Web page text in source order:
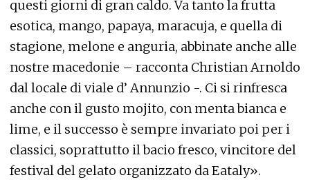
questi giorni di gran caldo. Va tanto la frutta
esotica, mango, papaya, maracuja, e quella di
stagione, melone e anguria, abbinate anche alle
nostre macedonie – racconta Christian Arnoldo
dal locale di viale d’ Annunzio -. Ci si rinfresca
anche con il gusto mojito, con menta bianca e
lime, e il successo è sempre invariato poi per i
classici, soprattutto il bacio fresco, vincitore del
festival del gelato organizzato da Eataly».